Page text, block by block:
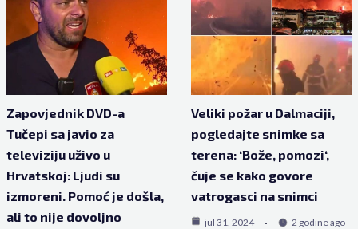
Zapovjednik DVD-a
Tučepi sa javio za
televiziju uživo u
Hrvatskoj: Ljudi su
izmoreni. Pomoć je došla,
ali to nije dovoljno
Veliki požar u Dalmaciji,
pogledajte snimke sa
terena: ‘Bože, pomozi‘,
čuje se kako govore
vatrogasci na snimci
jul 31, 2024 2 godine ago